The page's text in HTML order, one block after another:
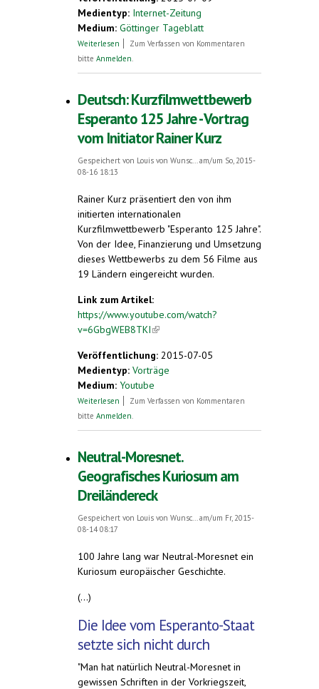
Medientyp: Internet-Zeitung
Medium: Göttinger Tageblatt
Weiterlesen über Internationale Verständigung fördern.
Zum Verfassen von Kommentaren
bitte Anmelden.
Deutsch: Kurzfilmwettbewerb
Esperanto 125 Jahre - Vortrag
vom Initiator Rainer Kurz
Gespeichert von Louis von Wunsc...am/um So, 2015-
08-16 18:13
Rainer Kurz präsentiert den von ihm
initierten internationalen
Kurzfilmwettbewerb "Esperanto 125 Jahre".
Von der Idee, Finanzierung und Umsetzung
dieses Wettbewerbs zu dem 56 Filme aus
19 Ländern eingereicht wurden.
Link zum Artikel:
https://www.youtube.com/watch?
v=6GbgWEB8TKI(link is external)
Veröffentlichung: 2015-07-05
Medientyp: Vorträge
Medium: Youtube
Weiterlesen über Deutsch: Kurzfilmwettbewerb
Rainer Kurz
Zum Verfassen von Kommentaren
bitte Anmelden.
Neutral-Moresnet.
Geografisches Kuriosum am
Dreiländereck
Gespeichert von Louis von Wunsc...am/um Fr, 2015-
08-14 08:17
100 Jahre lang war Neutral-Moresnet ein
Kuriosum europäischer Geschichte.
(...)
Die Idee vom Esperanto-Staat
setzte sich nicht durch
"Man hat natürlich Neutral-Moresnet in
gewissen Schriften in der Vorkriegszeit,